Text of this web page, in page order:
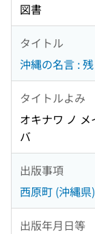
図書
タイトル
沖縄の名言 :
タイトルよみ
オキナワ ノ
バ
出版事項
西原町 (沖縄
出版年月日等